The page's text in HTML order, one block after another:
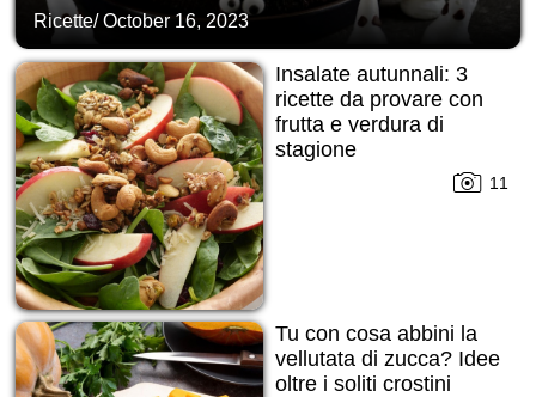
Ricette/October 16, 2023
Insalate autunnali: 3
ricette da provare con
frutta e verdura di
stagione
11
Tu con cosa abbini la
vellutata di zucca? Idee
oltre i soliti crostini